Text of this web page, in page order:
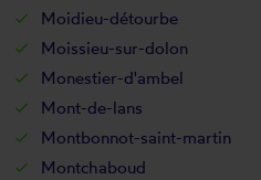
Moidieu-détourbe
Moissieu-sur-dolon
Monestier-d'ambel
Mont-de-lans
Montbonnot-saint-martin
Montchaboud